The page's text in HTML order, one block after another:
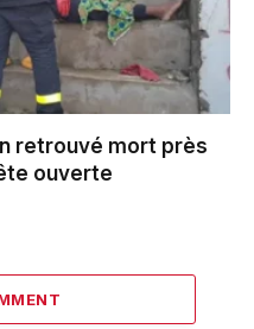
retrouvé mort près
ouverte